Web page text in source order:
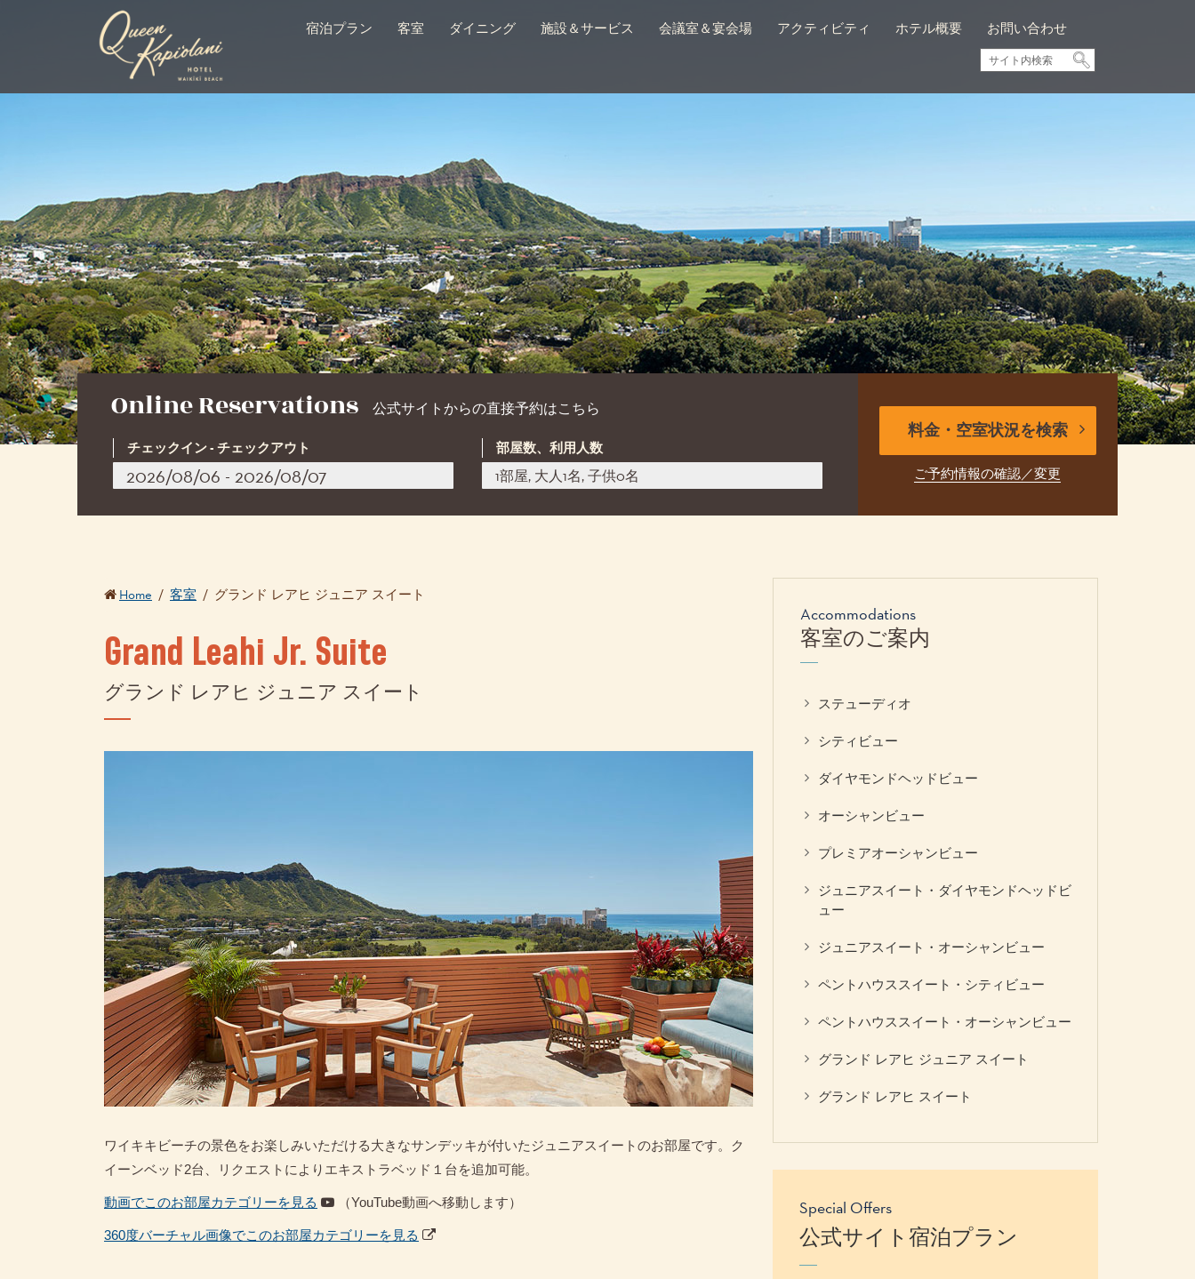
宿泊プラン 客室 ダイニング 施設＆サービス 会議室＆宴会場 アクティビティ ホテル概要 お問い合わせ
Online Reservations 公式サイトからの直接予約はこちら
チェックイン - チェックアウト 部屋数、利用人数
1部屋, 大人1名, 子供0名
料金・空室状況を検索
ご予約情報の確認／変更
Home / 客室 / グランド レアヒ ジュニア スイート
Grand Leahi Jr. Suite
グランド レアヒ ジュニア スイート
ワイキキビーチの景色をお楽しみいただける大きなサンデッキが付いたジュニアスイートのお部屋です。ク
イーンベッド2台、リクエストによりエキストラベッド１台を追加可能。
動画でこのお部屋カテゴリーを見る （YouTube動画へ移動します）
360度バーチャル画像でこのお部屋カテゴリーを見る
Accommodations
客室のご案内
ステューディオ
シティビュー
ダイヤモンドヘッドビュー
オーシャンビュー
プレミアオーシャンビュー
ジュニアスイート・ダイヤモンドヘッドビ
ュー
ジュニアスイート・オーシャンビュー
ペントハウススイート・シティビュー
ペントハウススイート・オーシャンビュー
グランド レアヒ ジュニア スイート
グランド レアヒ スイート
Special Offers
公式サイト宿泊プラン